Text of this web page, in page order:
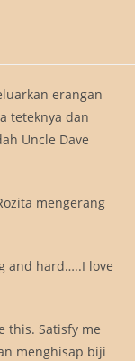
erangan
teteknya dan
Uncle Dave
mengerang
and hard…..I love
this. Satisfy me
menghisap biji